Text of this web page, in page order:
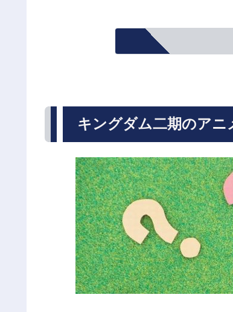
キングダム二期のアニ